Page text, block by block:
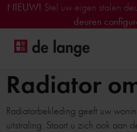
NIEUW! Stel uw eigen stalen
deuren
Radiator
Radiatorbekleding geeft uw
uitstraling. Stoort u zich ook aan